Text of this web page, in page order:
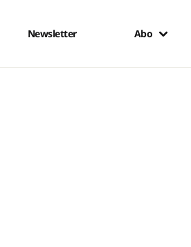
Newsletter Abo